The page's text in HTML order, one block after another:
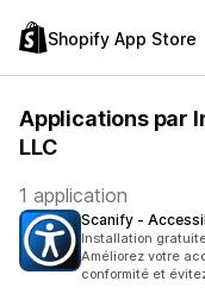
Shopify App Store
Applications par
LLC
1 application
Scanify ‑
Installation
Améliorez votre
conformité et